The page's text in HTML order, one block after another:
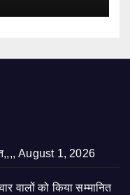
August 1, 2026
वालों को किया सम्मानित